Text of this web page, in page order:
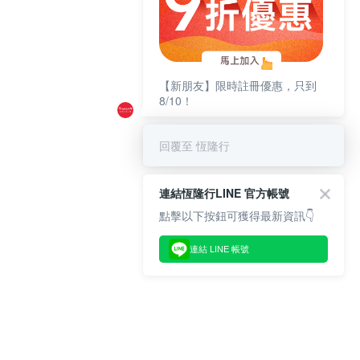
【新朋友】限時註冊優惠，只到
8/10！
回覆至 恆隆行
連結恆隆行LINE 官方帳號
點擊以下按鈕可獲得最新資訊👇
連結 LINE 帳號